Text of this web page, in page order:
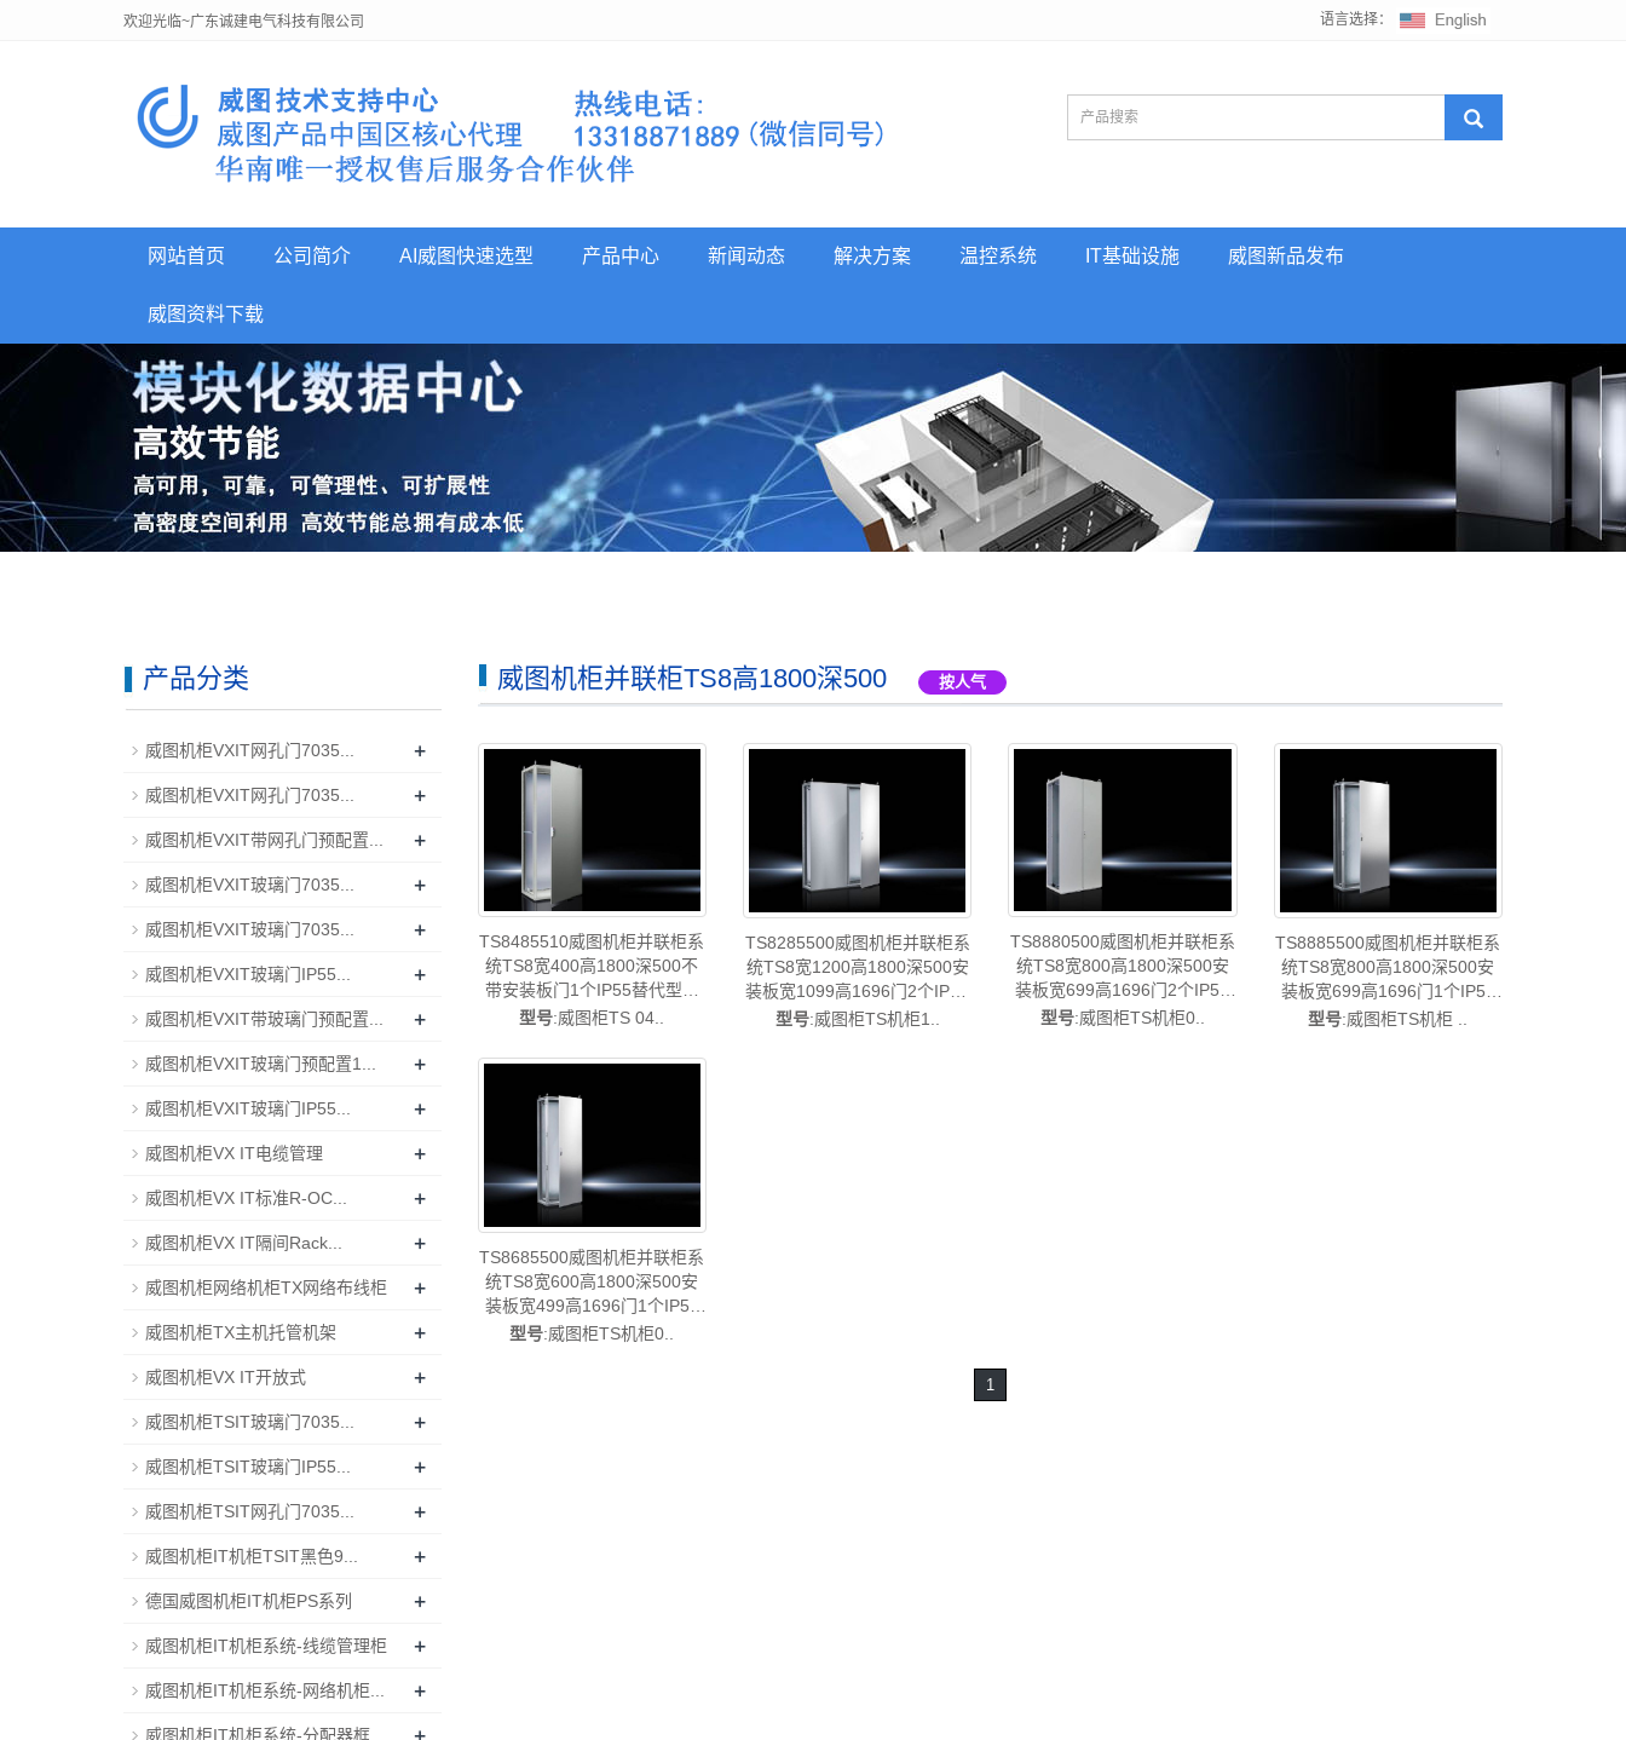
欢迎光临~广东诚建电气科技有限公司 语言选择：
网站首页 公司简介 AI威图快速选型 产品中心 新闻动态 解决方案 温控系统 IT基础设施 威图新品发布
威图资料下载
威图机柜并联柜TS8高1800深500 按人气
TS8485510威图机柜并联柜系
统TS8宽400高1800深500不
带安装板门1个IP55替代型号
VX8485000/VX8485.000-中国
威图控制柜威图配电柜威图
TS8485.510
型号:威图柜TS 04..
TS8285500威图机柜并联柜系
统TS8宽1200高1800深500安
装板宽1099高1696门2个IP55
替代型号
型号:威图柜TS机柜1..
TS8880500威图机柜并联柜系
统TS8宽800高1800深500安
装板宽699高1696门2个IP55
替代型号
型号:威图柜TS机柜0..
TS8885500威图机柜并联柜系
统TS8宽800高1800深500安
装板宽699高1696门1个IP55
替代型号
型号:威图柜TS机柜 ..
TS8685500威图机柜并联柜系
统TS8宽600高1800深500安
装板宽499高1696门1个IP55
替代V型号
型号:威图柜TS机柜0..
1
产品分类
威图机柜VXIT网孔门7035... +
威图机柜VXIT网孔门7035... +
威图机柜VXIT带网孔门预配置... +
威图机柜VXIT玻璃门7035... +
威图机柜VXIT玻璃门7035... +
威图机柜VXIT玻璃门IP55... +
威图机柜VXIT带玻璃门预配置... +
威图机柜VXIT玻璃门预配置1... +
威图机柜VXIT玻璃门IP55... +
威图机柜VX IT电缆管理 +
威图机柜VX IT标准R-OC... +
威图机柜VX IT隔间Rack... +
威图机柜网络机柜TX网络布线柜 +
威图机柜TX主机托管机架 +
威图机柜VX IT开放式 +
威图机柜TSIT玻璃门7035... +
威图机柜TSIT玻璃门IP55... +
威图机柜TSIT网孔门7035... +
威图机柜IT机柜TSIT黑色9... +
德国威图机柜IT机柜PS系列 +
威图机柜IT机柜系统-线缆管理柜 +
威图机柜IT机柜系统-网络机柜... +
威图机柜IT机柜系统-分配器框